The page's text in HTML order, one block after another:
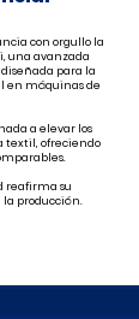
con orgullo la
una avanzada
para la
en máquinas de
a elevar los
textil, ofreciendo
reafirma su
producción.